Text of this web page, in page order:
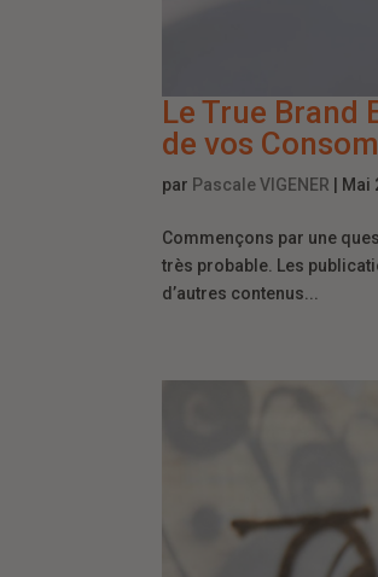
Le True Brand
de vos
par Pascale VIGENER Mai
Commençons par une
très probable. Les
d’autres contenus...